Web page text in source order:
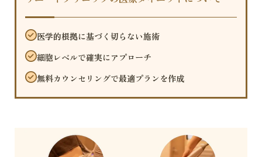
医学的根拠に基づく切らない施術
細胞レベルで確実にアプローチ
無料カウンセリングで最適プランを作成